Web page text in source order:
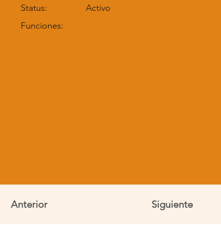
Anterior Siguiente
Activo
Status:
Funciones: